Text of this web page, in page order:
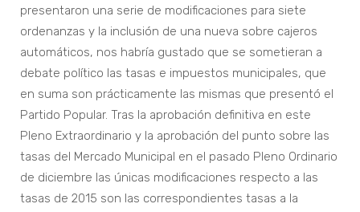
presentaron una serie de modificaciones para siete
ordenanzas y la inclusión de una nueva sobre cajeros
automáticos, nos habría gustado que se sometieran a
debate político las tasas e impuestos municipales, que
en suma son prácticamente las mismas que presentó el
Partido Popular. Tras la aprobación definitiva en este
Pleno Extraordinario y la aprobación del punto sobre las
tasas del Mercado Municipal en el pasado Pleno Ordinario
de diciembre las únicas modificaciones respecto a las
tasas de 2015 son las correspondientes tasas a la